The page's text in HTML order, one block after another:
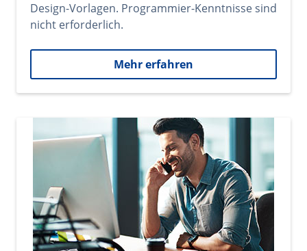
Design-Vorlagen. Programmier-Kenntnisse sind
nicht erforderlich.
Mehr erfahren